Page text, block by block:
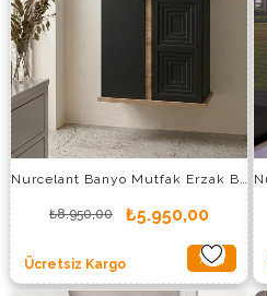
Nurcelant Banyo Mutfak Erzak Boy Dolabı Mdf Siyah
₺5.950,00
₺8.950,00
%34
İndirim
Ücretsiz Kargo